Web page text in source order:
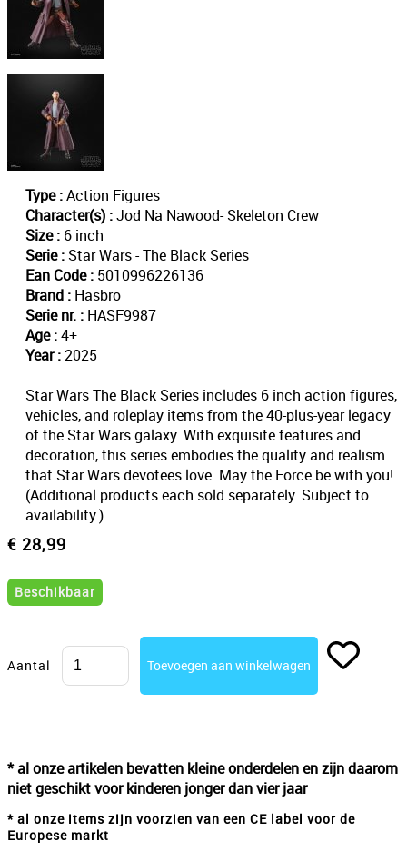
Type :Action Figures
Character(s) :Jod Na Nawood- Skeleton Crew
Size : 6 inch
Serie : Star Wars - The Black Series
Ean Code : 5010996226136
Brand : Hasbro
Serie nr. : HASF9987
Age :4+
Year :2025
Star Wars The Black Series includes 6 inch action figures,
vehicles, and roleplay items from the 40-plus-year legacy
of the Star Wars galaxy. With exquisite features and
decoration, this series embodies the quality and realism
that Star Wars devotees love. May the Force be with you!
(Additional products each sold separately. Subject to
availability.)
€ 28,99
Beschikbaar
Aantal
* al onze artikelen bevatten kleine onderdelen en zijn daarom
niet geschikt voor kinderen jonger dan vier jaar
* al onze items zijn voorzien van een CE label voor de
Europese markt